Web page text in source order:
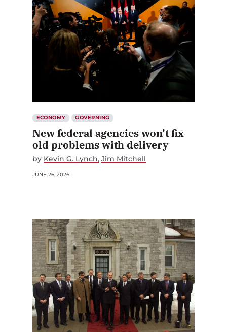
ECONOMY GOVERNING
New federal agencies won’t fix
old problems with delivery
by Kevin G. Lynch Jim Mitchell
JUNE 26, 2026